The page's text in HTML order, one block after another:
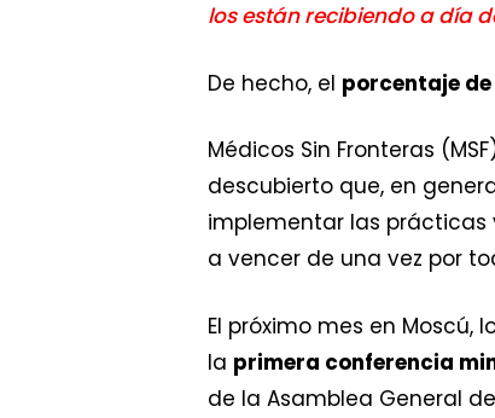
los están recibiendo a día
De hecho, el porcentaje
Médicos Sin Fronteras
descubierto que, en
implementar las prácticas
a vencer de una vez por
El próximo mes en
la primera conferencia
de la Asamblea General